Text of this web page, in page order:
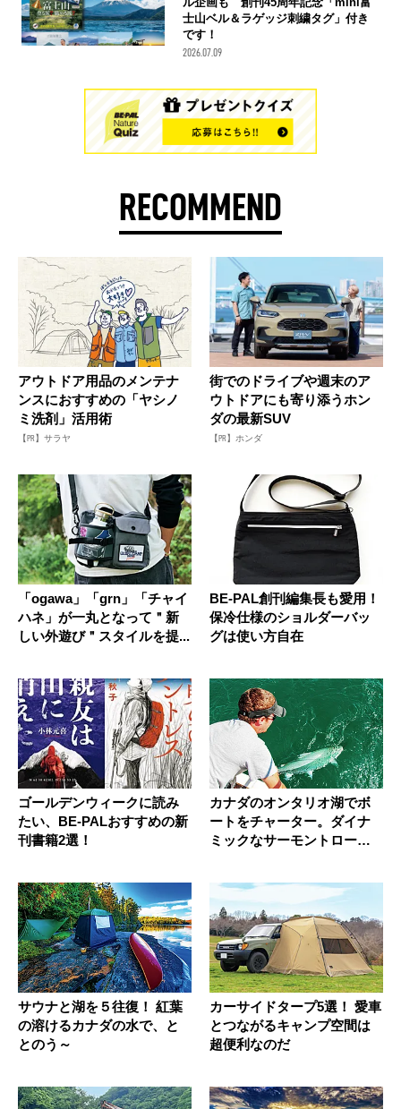
士山ベル＆ラゲッジ刺繍タグ」付き
です！
2026.07.09
RECOMMEND
アウトドア用品のメンテナ
ンスにおすすめの「ヤシノ
ミ洗剤」活用術
【PR】サラヤ
街でのドライブや週末のア
ウトドアにも寄り添うホン
ダの最新SUV
【PR】ホンダ
「ogawa」「grn」「チャイ
ハネ」が一丸となって＂新
しい外遊び＂スタイルを提...
BE-PAL創刊編集長も愛用！
保冷仕様のショルダーバッ
グは使い方自在
ゴールデンウィークに読み
たい、BE-PALおすすめの新
刊書籍2選！
カナダのオンタリオ湖でボ
ートをチャーター。ダイナ
ミックなサーモントローリ
サウナと湖を５往復！ 紅葉
の溶けるカナダの水で、と
とのう～
カーサイドタープ5選！ 愛車
とつながるキャンプ空間は
超便利なのだ